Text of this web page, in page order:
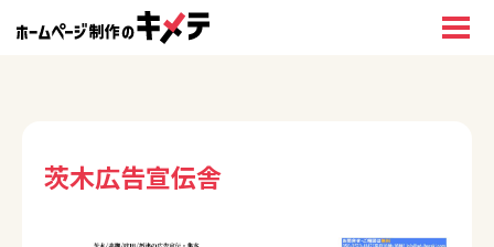
茨木広告宣伝舎